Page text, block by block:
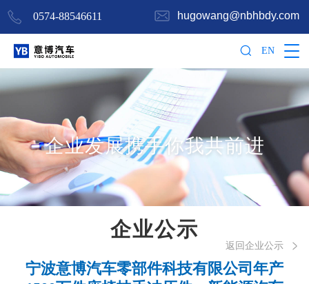
0574-88546611 hugowang@nbhbdy.com
EN
企业发展携手你我共前进
企业公示
返回企业公示 
宁波意博汽车零部件科技有限公司年产